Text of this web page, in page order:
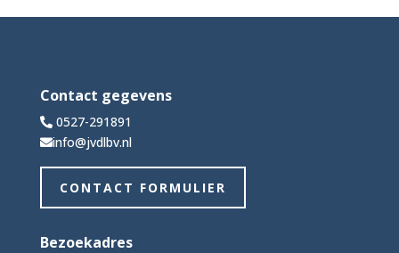
Contact gegevens
0527-291891
info@jvdlbv.nl
CONTACT FORMULIER
Bezoekadres